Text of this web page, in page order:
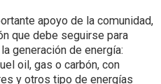
apoyo de la comunidad,
que debe seguirse para
generación de energía:
oil, gas o carbón, con
y otros tipo de energías